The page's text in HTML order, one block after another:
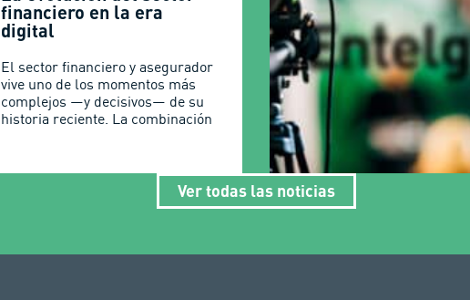
financiero en la era
digital
El sector financiero y asegurador
vive uno de los momentos más
complejos —y decisivos— de su
historia reciente. La combinación
Ver todas las noticias